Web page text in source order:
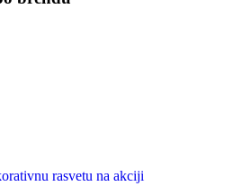
rasvetu na akciji